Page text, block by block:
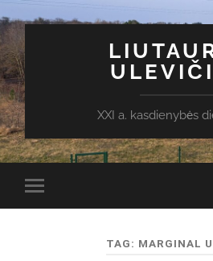
XXI a. kasdienybės
Toggle
mobile
TAG: MARGINAL